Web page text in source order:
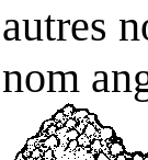
autres
nom